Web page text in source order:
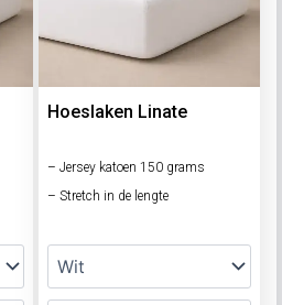
Hoeslaken Linate
– Jersey katoen 150 grams
– Stretch in de lengte